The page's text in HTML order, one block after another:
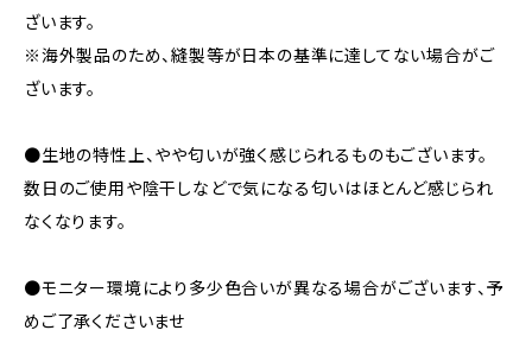
ざいます。
※海外製品のため、縫製等が日本の基準に達してない場合がご
ざいます。
●生地の特性上、やや匂いが強く感じられるものもございます。
数日のご使用や陰干しなどで気になる匂いはほとんど感じられ
なくなります。
●モニター環境により多少色合いが異なる場合がございます、予
めご了承くださいませ